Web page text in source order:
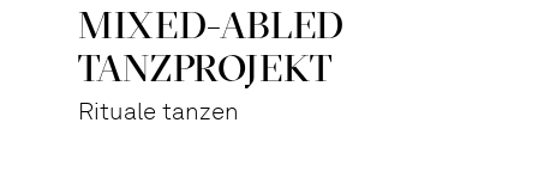
MIXED-ABLED
TANZPROJEKT
Rituale tanzen